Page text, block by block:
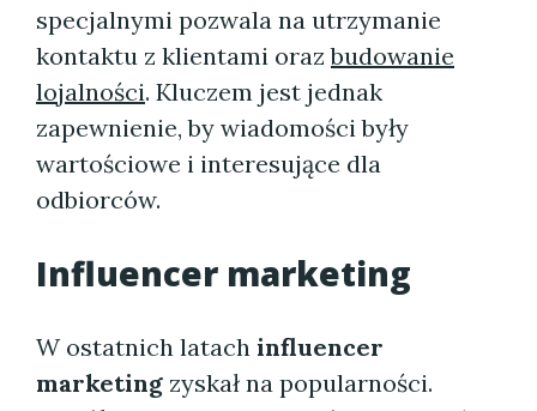
specjalnymi pozwala na utrzymanie
kontaktu z klientami orazbudowanie
lojalności. Kluczem jest jednak
zapewnienie, by wiadomości były
wartościowe i interesujące dla
odbiorców.
Influencer marketing
W ostatnich latach influencer
marketing zyskał na popularności.